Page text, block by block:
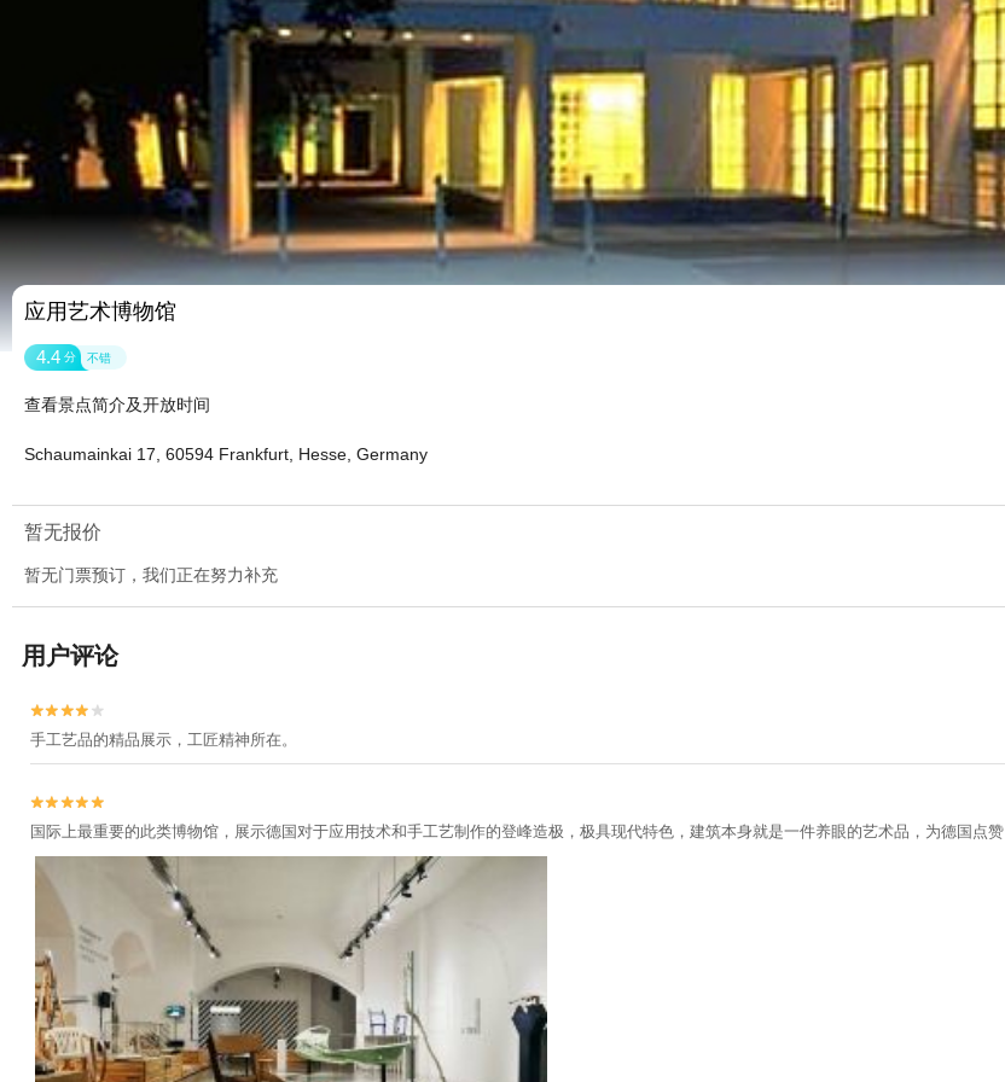
应用艺术博物馆
4.4 分 不错
查看景点简介及开放时间
Schaumainkai 17, 60594 Frankfurt, Hesse, Germany
暂无报价
暂无门票预订，我们正在努力补充
用户评论


手工艺品的精品展示，工匠精神所在。


国际上最重要的此类博物馆，展示德国对于应用技术和手工艺制作的登峰造极，极具现代特色，建筑本身就是一件养眼的艺术品，为德国点赞